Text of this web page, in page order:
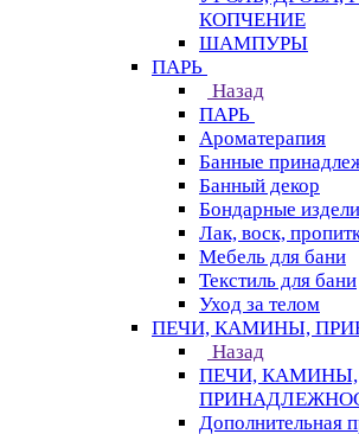
КОПЧЕНИЕ
ШАМПУРЫ
ПАРЬ
Назад
ПАРЬ
Ароматерапия
Банные
Банный декор
Бондарные
Лак, воск,
Мебель для бани
Текстиль для бани
Уход за телом
ПЕЧИ, КАМИНЫ,
Назад
ПЕЧИ, КАМИНЫ,
Дополнительная